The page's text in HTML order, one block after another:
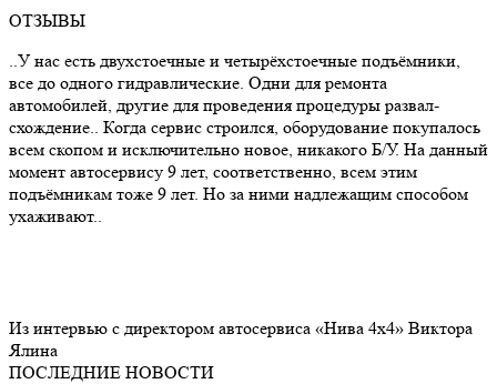
ОТЗЫВЫ
..У нас есть двухстоечные и четырёхстоечные подъёмники,
все до одного гидравлические. Одни для ремонта
автомобилей, другие для проведения процедуры развал-
схождение.. Когда сервис строился, оборудование покупалось
всем скопом и исключительно новое, никакого Б/У. На данный
момент автосервису 9 лет, соответственно, всем этим
подъёмникам тоже 9 лет. Но за ними надлежащим способом
ухаживают..
Из интервью с директором автосервиса «Нива 4х4» Виктора
Ялина
ПОСЛЕДНИЕ НОВОСТИ